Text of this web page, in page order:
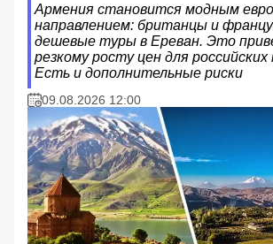
Армения становится модным
направлением: британцы и
дешевые туры в Ереван. Это
резкому росту цен для
Есть и дополнительные риски
09.08.2026 12:00